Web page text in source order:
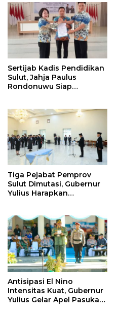
Sertijab Kadis Pendidikan
Sulut, Jahja Paulus
Rondonuwu Siap
Tiga Pejabat Pemprov
Sulut Dimutasi, Gubernur
Yulius Harapkan
Antisipasi El Nino
Intensitas Kuat, Gubernur
Yulius Gelar Apel Pasukan